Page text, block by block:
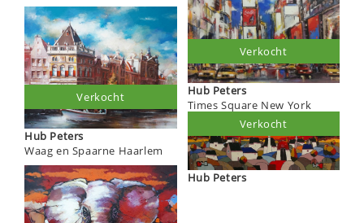
Hub Peters
Waag en Spaarne Haarlem
Verkocht
Hub Peters
Times Square New York
Verkocht
Hub Peters
Verkocht